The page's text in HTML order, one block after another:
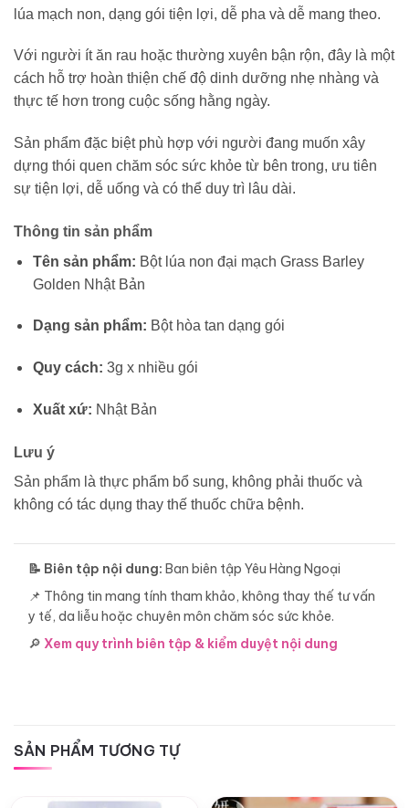
lúa mạch non, dạng gói tiện lợi, dễ pha và dễ mang theo.
Với người ít ăn rau hoặc thường xuyên bận rộn, đây là một
cách hỗ trợ hoàn thiện chế độ dinh dưỡng nhẹ nhàng và
thực tế hơn trong cuộc sống hằng ngày.
Sản phẩm đặc biệt phù hợp với người đang muốn xây
dựng thói quen chăm sóc sức khỏe từ bên trong, ưu tiên
sự tiện lợi, dễ uống và có thể duy trì lâu dài.
Thông tin sản phẩm
Tên sản phẩm: Bột lúa non đại mạch Grass Barley
Golden Nhật Bản
Dạng sản phẩm: Bột hòa tan dạng gói
Quy cách: 3g x nhiều gói
Xuất xứ: Nhật Bản
Lưu ý
Sản phẩm là thực phẩm bổ sung, không phải thuốc và
không có tác dụng thay thế thuốc chữa bệnh.
📝 Biên tập nội dung: Ban biên tập Yêu Hàng Ngoại
📌 Thông tin mang tính tham khảo, không thay thế tư vấn
y tế, da liễu hoặc chuyên môn chăm sóc sức khỏe.
🔎 Xem quy trình biên tập & kiểm duyệt nội dung
SẢN PHẨM TƯƠNG TỰ